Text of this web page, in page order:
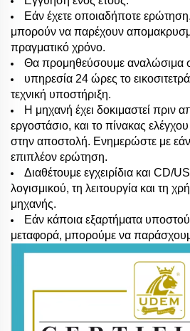
Εάν έχετε οποιαδήποτε ερώτηση,
μπορούν να παρέχουν
πραγματικό χρόνο.
Θα προμηθεύσουμε αναλώσιμα
υπηρεσία 24 ώρες το
τεχνική υποστήριξη.
Η μηχανή έχει δοκιμαστεί πριν
εργοστάσιο, και το πίνακας ελέγχου
στην αποστολή. Ενημερώστε με εάν
επιπλέον ερώτηση.
Διαθέτουμε εγχειρίδια και CD/
λογισμικού, τη λειτουργία και τη
μηχανής.
Εάν κάποια εξαρτήματα
μεταφορά, μπορούμε να